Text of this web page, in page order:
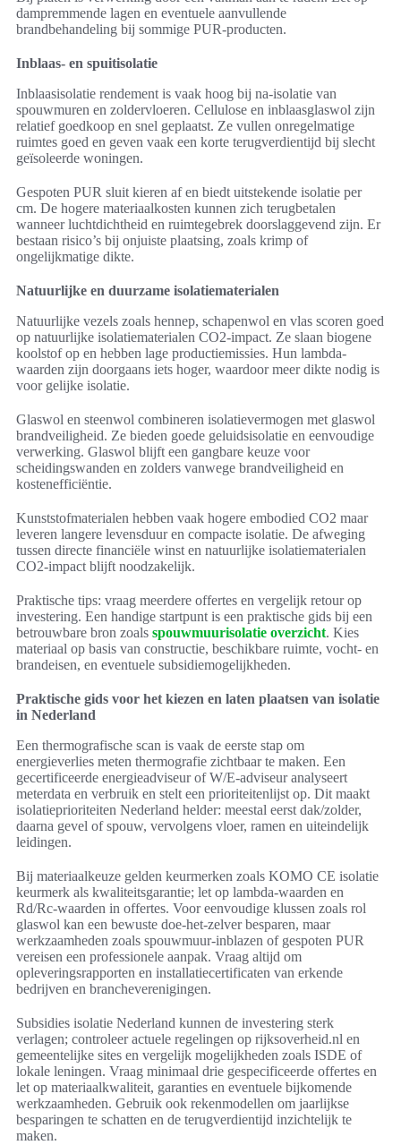
dampremmende lagen en eventuele aanvullende
brandbehandeling bij sommige PUR-producten.
Inblaas- en spuitisolatie
Inblaasisolatie rendement is vaak hoog bij na-isolatie van
spouwmuren en zoldervloeren. Cellulose en inblaasglaswol zijn
relatief goedkoop en snel geplaatst. Ze vullen onregelmatige
ruimtes goed en geven vaak een korte terugverdientijd bij slecht
geïsoleerde woningen.
Gespoten PUR sluit kieren af en biedt uitstekende isolatie per
cm. De hogere materiaalkosten kunnen zich terugbetalen
wanneer luchtdichtheid en ruimtegebrek doorslaggevend zijn. Er
bestaan risico’s bij onjuiste plaatsing, zoals krimp of
ongelijkmatige dikte.
Natuurlijke en duurzame isolatiematerialen
Natuurlijke vezels zoals hennep, schapenwol en vlas scoren goed
op natuurlijke isolatiematerialen CO2-impact. Ze slaan biogene
koolstof op en hebben lage productiemissies. Hun lambda-
waarden zijn doorgaans iets hoger, waardoor meer dikte nodig is
voor gelijke isolatie.
Glaswol en steenwol combineren isolatievermogen met glaswol
brandveiligheid. Ze bieden goede geluidsisolatie en eenvoudige
verwerking. Glaswol blijft een gangbare keuze voor
scheidingswanden en zolders vanwege brandveiligheid en
kostenefficiëntie.
Kunststofmaterialen hebben vaak hogere embodied CO2 maar
leveren langere levensduur en compacte isolatie. De afweging
tussen directe financiële winst en natuurlijke isolatiematerialen
CO2-impact blijft noodzakelijk.
Praktische tips: vraag meerdere offertes en vergelijk retour op
investering. Een handige startpunt is een praktische gids bij een
betrouwbare bron zoals spouwmuurisolatie overzicht. Kies
materiaal op basis van constructie, beschikbare ruimte, vocht- en
brandeisen, en eventuele subsidiemogelijkheden.
Praktische gids voor het kiezen en laten plaatsen van isolatie
in Nederland
Een thermografische scan is vaak de eerste stap om
energieverlies meten thermografie zichtbaar te maken. Een
gecertificeerde energieadviseur of W/E-adviseur analyseert
meterdata en verbruik en stelt een prioriteitenlijst op. Dit maakt
isolatieprioriteiten Nederland helder: meestal eerst dak/zolder,
daarna gevel of spouw, vervolgens vloer, ramen en uiteindelijk
leidingen.
Bij materiaalkeuze gelden keurmerken zoals KOMO CE isolatie
keurmerk als kwaliteitsgarantie; let op lambda-waarden en
Rd/Rc-waarden in offertes. Voor eenvoudige klussen zoals rol
glaswol kan een bewuste doe-het-zelver besparen, maar
werkzaamheden zoals spouwmuur-inblazen of gespoten PUR
vereisen een professionele aanpak. Vraag altijd om
opleveringsrapporten en installatiecertificaten van erkende
bedrijven en brancheverenigingen.
Subsidies isolatie Nederland kunnen de investering sterk
verlagen; controleer actuele regelingen op rijksoverheid.nl en
gemeentelijke sites en vergelijk mogelijkheden zoals ISDE of
lokale leningen. Vraag minimaal drie gespecificeerde offertes en
let op materiaalkwaliteit, garanties en eventuele bijkomende
werkzaamheden. Gebruik ook rekenmodellen om jaarlijkse
besparingen te schatten en de terugverdientijd inzichtelijk te
maken.